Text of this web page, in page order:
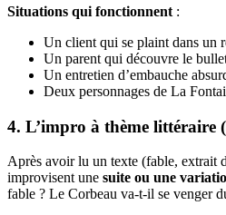
Situations qui fonctionnent :
Un client qui se plaint dans un
Un parent qui découvre le
Un entretien d’embauche
Deux personnages de La
4. L’impro à thème littéraire
Après avoir lu un texte (fable, extrait
improvisent une suite ou une
fable ? Le Corbeau va-t-il se venger